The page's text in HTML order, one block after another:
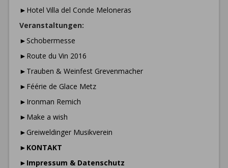
►Hotel Villa del Conde Meloneras
Veranstaltungen:
►Schobermesse
►Route du Vin 2016
►Trauben & Weinfest Grevenmacher
►Féérie de Glace Metz
►Ironman Remich
►Make a wish
►Greiweldinger Musikverein
► KONTAKT
► Impressum & Datenschutz